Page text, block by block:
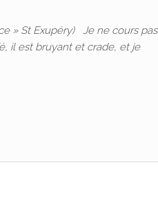
» St Exupéry) Je ne cours pas
il est bruyant et crade, et je